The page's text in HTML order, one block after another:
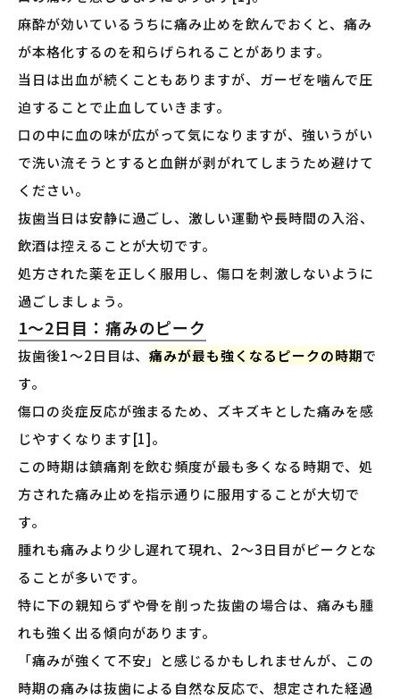
麻酔が効いているうちに痛み止めを飲んでおくと、痛み
が本格化するのを和らげられることがあります。
当日は出血が続くこともありますが、ガーゼを噛んで圧
迫することで止血していきます。
口の中に血の味が広がって気になりますが、強いうがい
で洗い流そうとすると血餅が剥がれてしまうため避けて
ください。
抜歯当日は安静に過ごし、激しい運動や長時間の入浴、
飲酒は控えることが大切です。
処方された薬を正しく服用し、傷口を刺激しないように
過ごしましょう。
1〜2日目：痛みのピーク
抜歯後1〜2日目は、痛みが最も強くなるピークの時期で
す。
傷口の炎症反応が強まるため、ズキズキとした痛みを感
じやすくなります[1]。
この時期は鎮痛剤を飲む頻度が最も多くなる時期で、処
方された痛み止めを指示通りに服用することが大切で
す。
腫れも痛みより少し遅れて現れ、2〜3日目がピークとな
ることが多いです。
特に下の親知らずや骨を削った抜歯の場合は、痛みも腫
れも強く出る傾向があります。
「痛みが強くて不安」と感じるかもしれませんが、この
時期の痛みは抜歯による自然な反応で、想定された経過